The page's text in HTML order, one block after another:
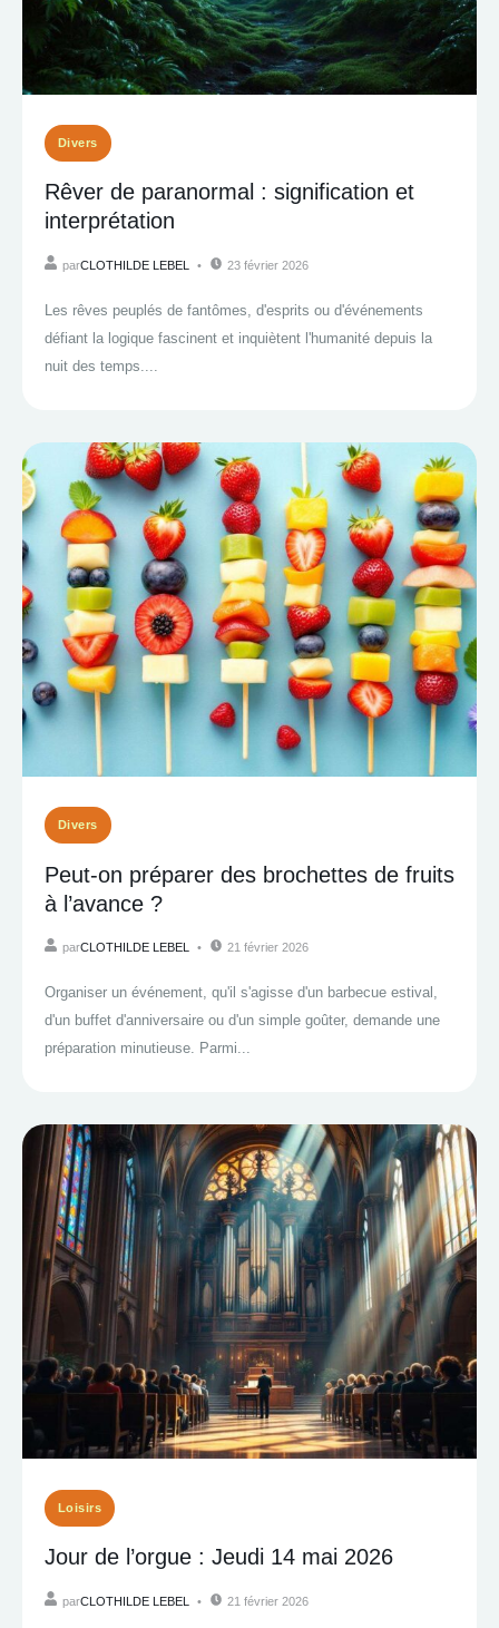
Divers
Rêver de paranormal : signification et
interprétation
parCLOTHILDE LEBEL 23 février 2026
Les rêves peuplés de fantômes, d'esprits ou d'événements
défiant la logique fascinent et inquiètent l'humanité depuis la
nuit des temps....
Divers
Peut-on préparer des brochettes de fruits
à l’avance ?
parCLOTHILDE LEBEL 21 février 2026
Organiser un événement, qu'il s'agisse d'un barbecue estival,
d'un buffet d'anniversaire ou d'un simple goûter, demande une
préparation minutieuse. Parmi...
Loisirs
Jour de l’orgue : Jeudi 14 mai 2026
parCLOTHILDE LEBEL 21 février 2026